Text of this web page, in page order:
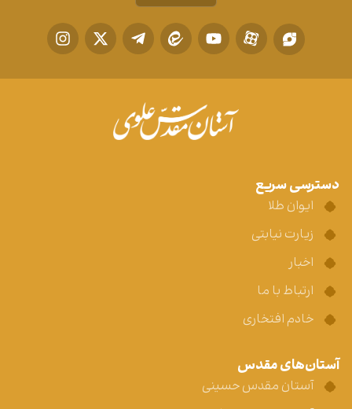
دسترسی سریع
ایوان طلا
زیارت نیابتی
اخبار
ارتباط با ما
خادم افتخاری
آستان‌های مقدس
آستان مقدس حسینی